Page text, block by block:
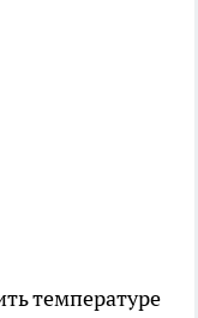
температуре